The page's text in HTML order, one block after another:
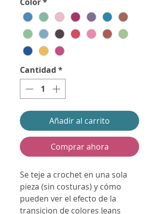
Cantidad *
Añadir al carrito
Comprar ahora
Se teje a crochet en una sola
pieza (sin costuras) y cómo
pueden ver el efecto de la
transicion de colores Jeans